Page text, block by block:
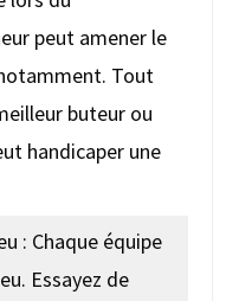
peut amener le
Tout
buteur ou
handicaper une
: Chaque équipe
Essayez de